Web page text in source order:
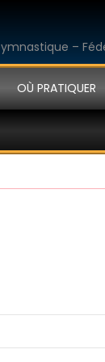
OÙ PRATIQUER